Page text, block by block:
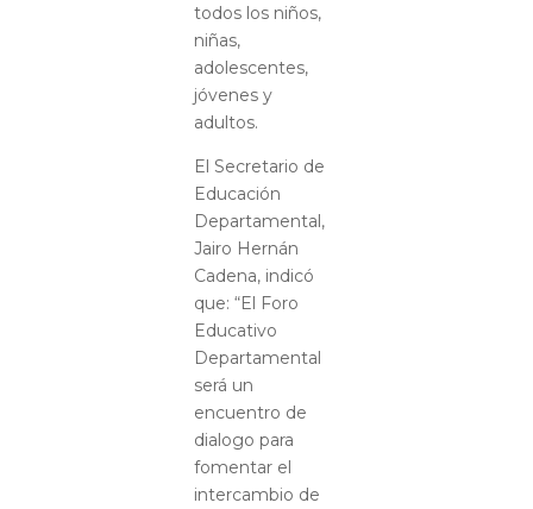
todos los niños,
niñas,
adolescentes,
jóvenes y
adultos.
El Secretario de
Educación
Departamental,
Jairo Hernán
Cadena, indicó
que: “El Foro
Educativo
Departamental
será un
encuentro de
dialogo para
fomentar el
intercambio de